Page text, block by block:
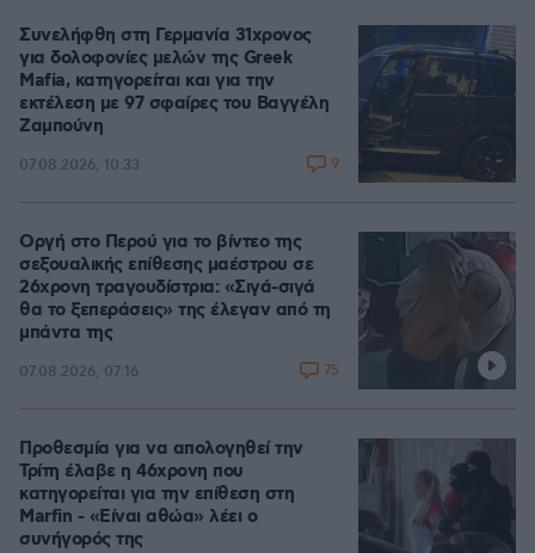
Συνελήφθη στη Γερμανία 31χρονος
για δολοφονίες μελών της Greek
Mafia, κατηγορείται και για την
εκτέλεση με 97 σφαίρες του Βαγγέλη
Ζαμπούνη
07.08.2026, 10:33 9
Οργή στο Περού για το βίντεο της
σεξουαλικής επίθεσης μαέστρου σε
26χρονη τραγουδίστρια: «Σιγά-σιγά
θα το ξεπεράσεις» της έλεγαν από τη
μπάντα της
07.08.2026, 07:16 75
Προθεσμία για να απολογηθεί την
Τρίτη έλαβε η 46χρονη που
κατηγορείται για την επίθεση στη
Marfin - «Είναι αθώα» λέει ο
συνήγορός της